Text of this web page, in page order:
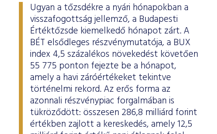
Ugyan a tőzsdékre a nyári hónapokban a
visszafogottság jellemző, a Budapesti
Értéktőzsde kiemelkedő hónapot zárt. A
BÉT elsődleges részvénymutatója, a BUX
index 4,5 százalékos növekedést követően
55 775 ponton fejezte be a hónapot,
amely a havi záróértékeket tekintve
történelmi rekord. Az erős forma az
azonnali részvénypiac forgalmában is
tükröződött: összesen 286,8 milliárd forint
értékben zajlott a kereskedés, amely 12,5